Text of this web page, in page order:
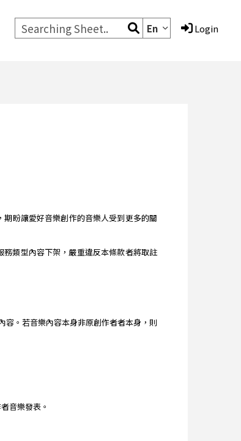
En Login
盼讓愛好音樂創作的音樂人受到更多的關
類型內容下架，嚴重違反本條款者將取註
容。若音樂內容本身非原創作者者本身，則
音樂發表。